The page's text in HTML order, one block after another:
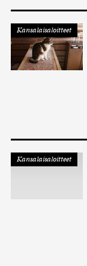
Kansalaisaloitteet
Kansalaisaloitteet